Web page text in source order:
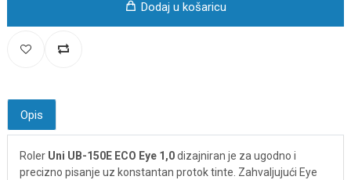
Dodaj u košaricu
Opis
Roler Uni UB-150E ECO Eye 1,0dizajniran je za ugodno i
precizno pisanje uz konstantan protok tinte. Zahvaljujući Eye